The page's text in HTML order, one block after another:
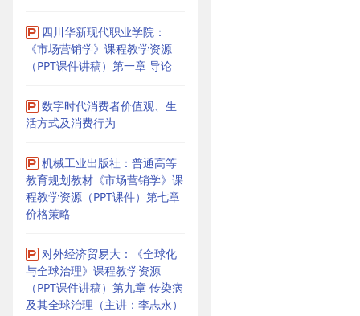
四川华新现代职业学院：
《市场营销学》课程教学资源
（PPT课件讲稿）第一章 导论
数字时代消费者价值观、生
活方式及消费行为
机械工业出版社：普通高等
教育规划教材《市场营销学》课
程教学资源（PPT课件）第七章
价格策略
对外经济贸易大：《全球化
与全球治理》课程教学资源
（PPT课件讲稿）第九章 传染病
及其全球治理（主讲：李志永）